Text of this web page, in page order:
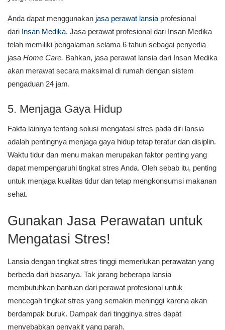
Anda dapat menggunakan jasa perawat lansiaprofesional
dari Insan Medika. Jasa perawat profesional dari Insan Medika
telah memiliki pengalaman selama 6 tahun sebagai penyedia
jasaHome Care. Bahkan, jasa perawat lansia dari Insan Medika
akan merawat secara maksimal di rumah dengan sistem
pengaduan 24 jam.
5. Menjaga Gaya Hidup
Fakta lainnya tentang solusi mengatasi stres pada diri lansia
adalah pentingnya menjaga gaya hidup tetap teratur dan disiplin.
Waktu tidur dan menu makan merupakan faktor penting yang
dapat mempengaruhi tingkat stres Anda. Oleh sebab itu, penting
untuk menjaga kualitas tidur dan tetap mengkonsumsi makanan
sehat.
Gunakan Jasa Perawatan untuk
Mengatasi Stres!
Lansia dengan tingkat stres tinggi memerlukan perawatan yang
berbeda dari biasanya. Tak jarang beberapa lansia
membutuhkan bantuan dari perawat profesional untuk
mencegah tingkat stres yang semakin meninggi karena akan
berdampak buruk. Dampak dari tingginya stres dapat
menyebabkan penyakit yang parah.